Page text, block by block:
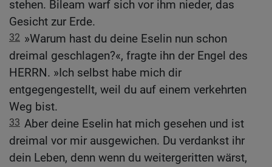
stehen. Bileam warf sich vor ihm nieder, das
Gesicht zur Erde.
32 »Warum hast du deine Eselin nun schon
dreimal geschlagen?«, fragte ihn der Engel des
HERRN. »Ich selbst habe mich dir
entgegengestellt, weil du auf einem verkehrten
Weg bist.
33 Aber deine Eselin hat mich gesehen und ist
dreimal vor mir ausgewichen. Du verdankst ihr
dein Leben, denn wenn du weitergeritten wärst,